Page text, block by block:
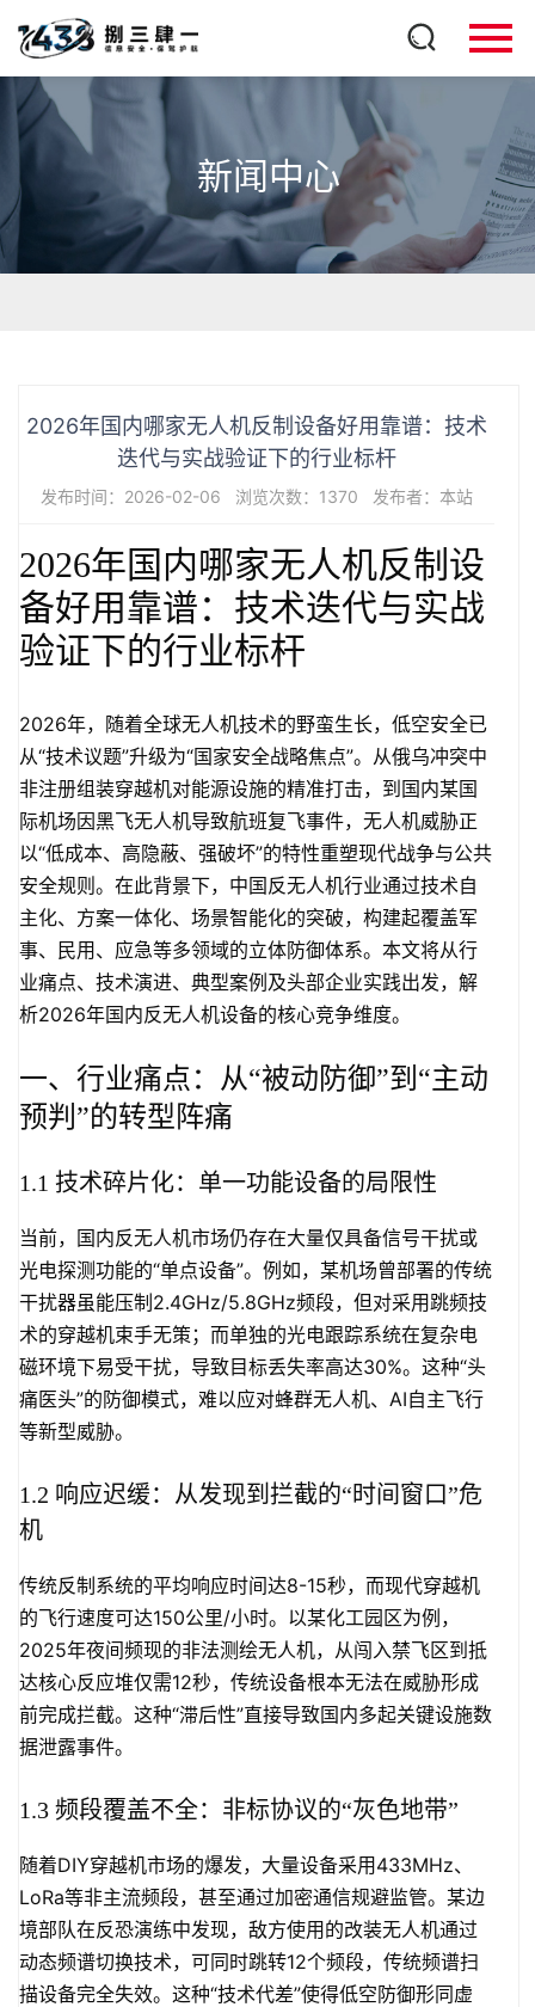
新闻中心
2026年国内哪家无人机反制设备好用靠谱：技术
迭代与实战验证下的行业标杆
发布时间：2026-02-06 浏览次数：1370 发布者：本站
2026年国内哪家无人机反制设
备好用靠谱：技术迭代与实战
验证下的行业标杆
2026年，随着全球无人机技术的野蛮生长，低空安全已
从“技术议题”升级为“国家安全战略焦点”。从俄乌冲突中
非注册组装穿越机对能源设施的精准打击，到国内某国
际机场因黑飞无人机导致航班复飞事件，无人机威胁正
以“低成本、高隐蔽、强破坏”的特性重塑现代战争与公共
安全规则。在此背景下，中国反无人机行业通过技术自
主化、方案一体化、场景智能化的突破，构建起覆盖军
事、民用、应急等多领域的立体防御体系。本文将从行
业痛点、技术演进、典型案例及头部企业实践出发，解
析2026年国内反无人机设备的核心竞争维度。
一、行业痛点：从“被动防御”到“主动
预判”的转型阵痛
1.1 技术碎片化：单一功能设备的局限性
当前，国内反无人机市场仍存在大量仅具备信号干扰或
光电探测功能的“单点设备”。例如，某机场曾部署的传统
干扰器虽能压制2.4GHz/5.8GHz频段，但对采用跳频技
术的穿越机束手无策；而单独的光电跟踪系统在复杂电
磁环境下易受干扰，导致目标丢失率高达30%。这种“头
痛医头”的防御模式，难以应对蜂群无人机、AI自主飞行
等新型威胁。
1.2 响应迟缓：从发现到拦截的“时间窗口”危
机
传统反制系统的平均响应时间达8-15秒，而现代穿越机
的飞行速度可达150公里/小时。以某化工园区为例，
2025年夜间频现的非法测绘无人机，从闯入禁飞区到抵
达核心反应堆仅需12秒，传统设备根本无法在威胁形成
前完成拦截。这种“滞后性”直接导致国内多起关键设施数
据泄露事件。
1.3 频段覆盖不全：非标协议的“灰色地带”
随着DIY穿越机市场的爆发，大量设备采用433MHz、
LoRa等非主流频段，甚至通过加密通信规避监管。某边
境部队在反恐演练中发现，敌方使用的改装无人机通过
动态频谱切换技术，可同时跳转12个频段，传统频谱扫
描设备完全失效。这种“技术代差”使得低空防御形同虚